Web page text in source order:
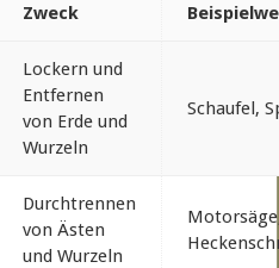
Zweck
Lockern und
Entfernen
von Erde und
Wurzeln
Schaufel,
Durchtrennen
von Ästen
und Wurzeln